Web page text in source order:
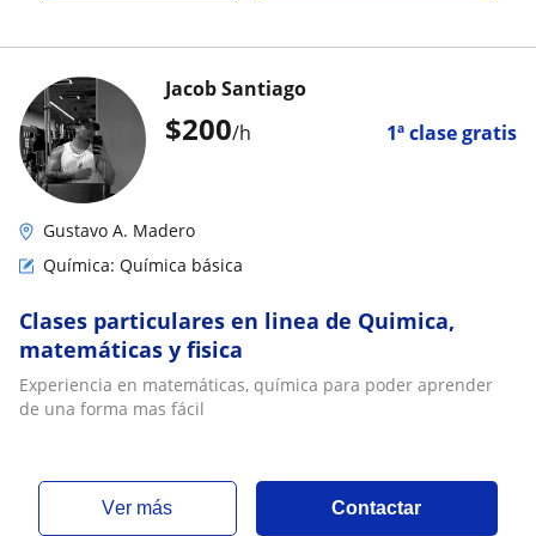
$200/h 1ª clase gratis
Jacob Santiago
Gustavo A. Madero
Química: Química básica
Clases particulares en linea de Quimica,
matemáticas y fisica
Experiencia en matemáticas, química para poder aprender
de una forma mas fácil
ver más Contactar